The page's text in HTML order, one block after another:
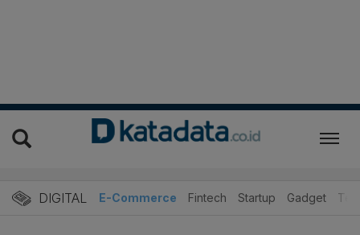
DIGITAL E-Commerce Fintech Startup Gadget